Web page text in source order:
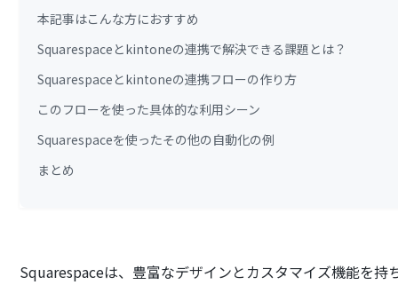
本記事はこんな方におすすめ
Squarespaceとkintoneの連携で解決できる課題とは？
Squarespaceとkintoneの連携フローの作り方
このフローを使った具体的な利用シーン
Squarespaceを使ったその他の自動化の例
まとめ
Squarespaceは、豊富なデザインとカスタマイズ機能を